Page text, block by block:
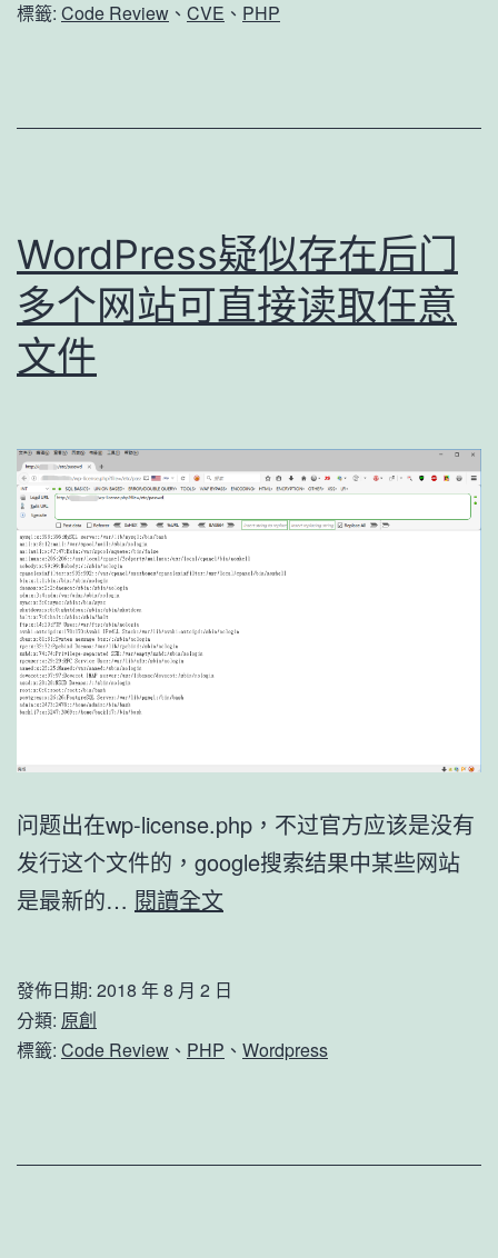
录/
文
取
標籤: Code Review 、 CVE 、 PHP
WordPress疑似存在后门
多个网站可直接读取任意
文件
问题出在wp-license.php，不过官方应该是没有
发行这个文件的，google搜索结果中某些网站
是最新的… 閱讀全文
在
多
發佈日期: 2018 年 8 月 2 日
分類: 原創
標籤: Code Review 、 PHP 、 Wordpress